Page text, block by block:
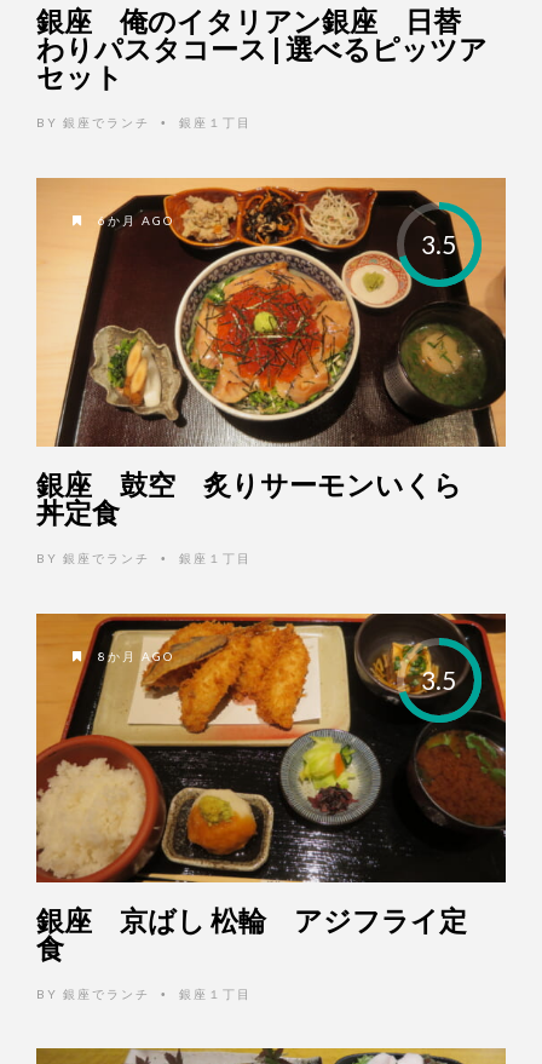
銀座 俺のイタリアン銀座 日替
わりパスタコース | 選べるピッツア
セット
BY 銀座でランチ • 銀座１丁目
3.5
6か月 AGO
銀座 鼓空 炙りサーモンいくら
丼定食
BY 銀座でランチ • 銀座１丁目
3.5
8か月 AGO
銀座 京ばし 松輪 アジフライ定
食
BY 銀座でランチ • 銀座１丁目